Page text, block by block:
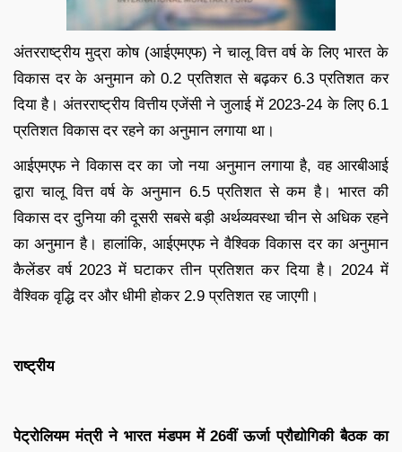
अंतरराष्ट्रीय मुद्रा कोष (आईएमएफ) ने चालू वित्त वर्ष के लिए भारत के
विकास दर के अनुमान को 0.2 प्रतिशत से बढ़कर 6.3 प्रतिशत कर
दिया है। अंतरराष्ट्रीय वित्तीय एजेंसी ने जुलाई में 2023-24 के लिए 6.1
प्रतिशत विकास दर रहने का अनुमान लगाया था।
आईएमएफ ने विकास दर का जो नया अनुमान लगाया है, वह आरबीआई
द्वारा चालू वित्त वर्ष के अनुमान 6.5 प्रतिशत से कम है। भारत की
विकास दर दुनिया की दूसरी सबसे बड़ी अर्थव्यवस्था चीन से अधिक रहने
का अनुमान है। हालांकि, आईएमएफ ने वैश्विक विकास दर का अनुमान
कैलेंडर वर्ष 2023 में घटाकर तीन प्रतिशत कर दिया है। 2024 में
वैश्विक वृद्धि दर और धीमी होकर 2.9 प्रतिशत रह जाएगी।
राष्ट्रीय
पेट्रोलियम मंत्री ने भारत मंडपम में 26वीं ऊर्जा प्रौद्योगिकी बैठक का